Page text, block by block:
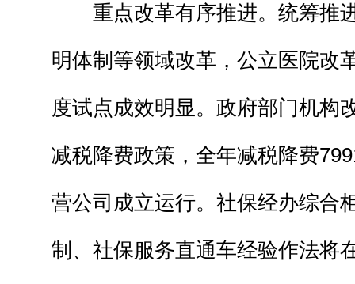
重点改革有序推进。统筹推
明体制等领域改革，公立医院改
度试点成效明显。政府部门机构
减税降费政策，全年减税降费
营公司成立运行。社保经办综合
制、社保服务直通车经验作法将